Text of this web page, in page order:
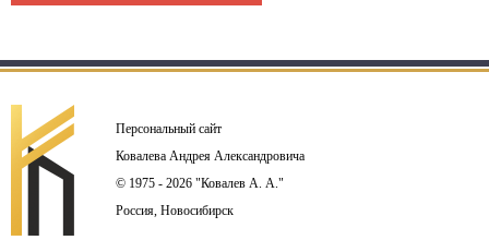
Персональный сайт
Ковалева Андрея Александровича
© 1975 - 2026 "Ковалев А. А."
Россия, Новосибирск